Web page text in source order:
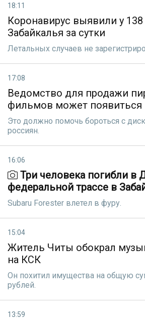
18:11
Коронавирус выявили у
Забайкалья за сутки
Летальных случаев не
17:08
Ведомство для продажи
фильмов может появиться
Этo должно помочь бороться с
россиян.
16:06
Три человека погибли в
федеральной трассе в
Subaru Forester влетел в фуру.
15:04
Житель Читы обокрал
на КСК
Он похитил имущества на общую
рублей.
13:59